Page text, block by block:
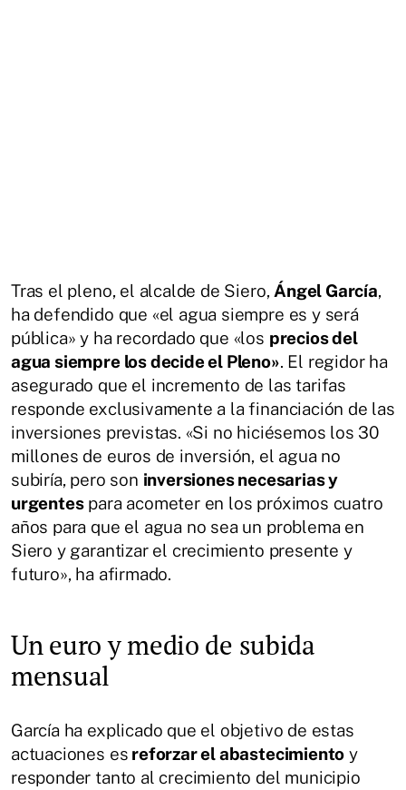
Tras el pleno, el alcalde de Siero, Ángel García,
ha defendido que «el agua siempre es y será
pública» y ha recordado que «los precios del
agua siempre los decide el Pleno». El regidor ha
asegurado que el incremento de las tarifas
responde exclusivamente a la financiación de las
inversiones previstas. «Si no hiciésemos los 30
millones de euros de inversión, el agua no
subiría, pero son inversiones necesarias y
urgentespara acometer en los próximos cuatro
años para que el agua no sea un problema en
Siero y garantizar el crecimiento presente y
futuro», ha afirmado.
Un euro y medio de subida
mensual
García ha explicado que el objetivo de estas
actuaciones es reforzar el abastecimiento y
responder tanto al crecimiento del municipio